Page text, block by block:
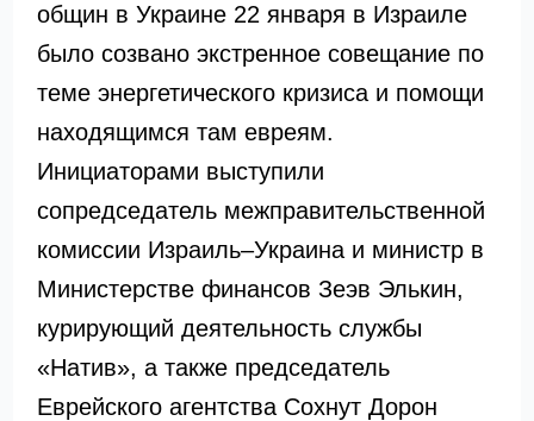
общин в Украине 22 января в Израиле
было созвано экстренное совещание по
теме энергетического кризиса и помощи
находящимся там евреям.
Инициаторами выступили
сопредседатель межправительственной
комиссии Израиль–Украина и министр в
Министерстве финансов Зеэв Элькин,
курирующий деятельность службы
«Натив», а также председатель
Еврейского агентства СохнутДорон